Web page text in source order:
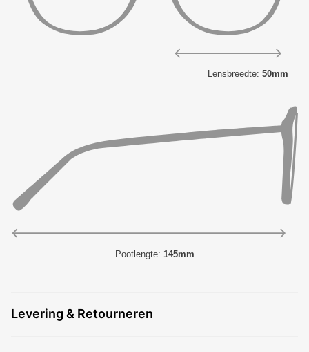
Lensbreedte: 50mm
Pootlengte: 145mm
Levering & Retourneren